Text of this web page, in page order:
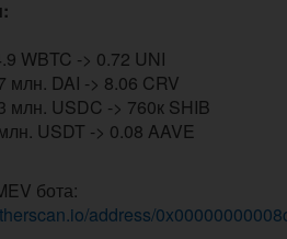
WBTC -> 0.72 UNI
млн. DAI -> 8.06 CRV
млн. USDC -> 760к SHIB
USDT -> 0.08 AAVE
бота:
address/